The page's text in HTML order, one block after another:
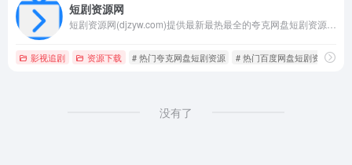
短剧资源网
影视追剧 资源下载 # 热门夸克网盘短剧资源 # 热门百度网盘短剧资源
没有了